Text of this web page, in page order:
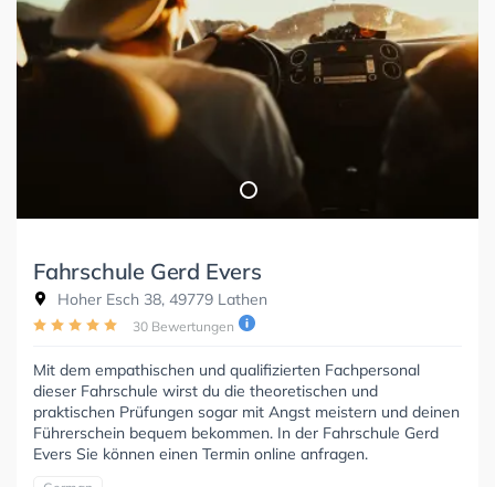
Fahrschule Gerd Evers
Hoher Esch 38, 49779 Lathen
30 Bewertungen
Mit dem empathischen und qualifizierten Fachpersonal
dieser Fahrschule wirst du die theoretischen und
praktischen Prüfungen sogar mit Angst meistern und deinen
Führerschein bequem bekommen. In der Fahrschule Gerd
Evers Sie können einen Termin online anfragen.